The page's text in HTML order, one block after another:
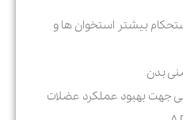
بیشتر استخوان ها و
بدن
جهت بهبود عملکرد عضلات